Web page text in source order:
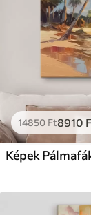
14850Ft8910